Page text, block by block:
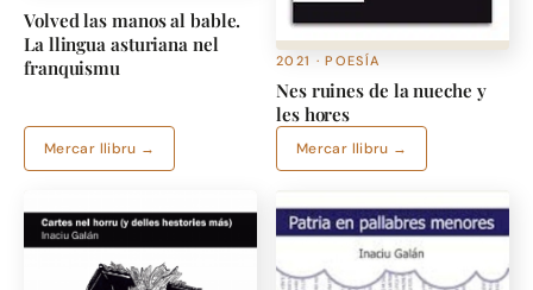
Volved las manos al bable.
La llingua asturiana nel
franquismu
Mercar llibru →
2021 · POESÍA
Nes ruines de la nueche y
les hores
Mercar llibru →